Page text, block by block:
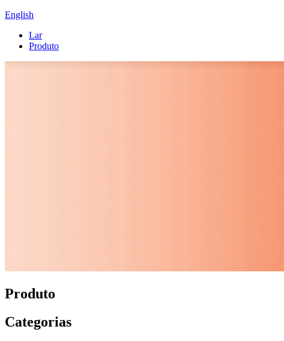
English
Lar
Produto
Produto
Categorias